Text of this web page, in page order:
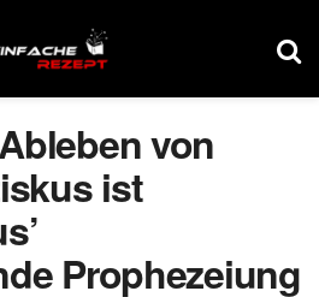
von
ist
Prophezeiung